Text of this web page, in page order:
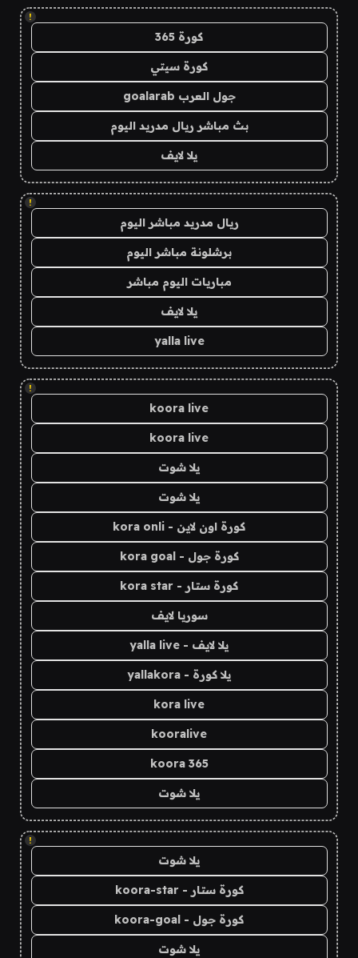
!
كورة 365
كورة سيتي
جول العرب goalarab
بث مباشر ريال مدريد اليوم
يلا لايف
!
ريال مدريد مباشر اليوم
برشلونة مباشر اليوم
مباريات اليوم مباشر
يلا لايف
yalla live
!
koora live
koora live
يلا شوت
يلا شوت
كورة اون لاين - kora onli
كورة جول - kora goal
كورة ستار - kora star
سوريا لايف
يلا لايف - yalla live
يلا كورة - yallakora
kora live
kooralive
koora 365
يلا شوت
!
يلا شوت
كورة ستار - koora-star
كورة جول - koora-goal
يلا شوت